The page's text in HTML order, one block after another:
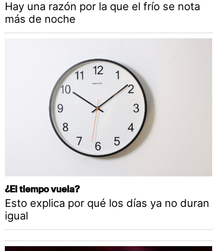
Hay una razón por la que el frío se nota
más de noche
¿El tiempo vuela?
Esto explica por qué los días ya no duran
igual